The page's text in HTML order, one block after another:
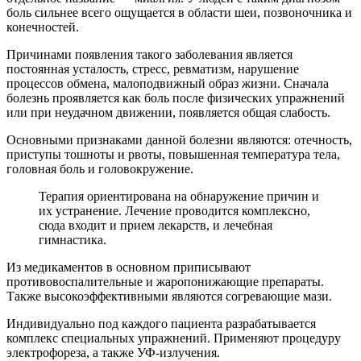
боль сильнее всего ощущается в области шеи, позвоночника и
конечностей.
Причинами появления такого заболевания является
постоянная усталость, стресс, ревматизм, нарушение
процессов обмена, малоподвижный образ жизни. Сначала
болезнь проявляется как боль после физических упражнений
или при неудачном движении, появляется общая слабость.
Основными признаками данной болезни являются: отечность,
приступы тошноты и рвоты, повышенная температура тела,
головная боль и головокружение.
Терапия ориентирована на обнаружение причин и
их устранение. Лечение проводится комплексно,
сюда входит и прием лекарств, и лечебная
гимнастика.
Из медикаментов в основном приписывают
противовоспалительные и жаропонижающие препараты.
Также высокоэффективными являются согревающие мази.
Индивидуально под каждого пациента разрабатывается
комплекс специальных упражнений. Применяют процедуру
электрофореза, а также УФ-излучения.